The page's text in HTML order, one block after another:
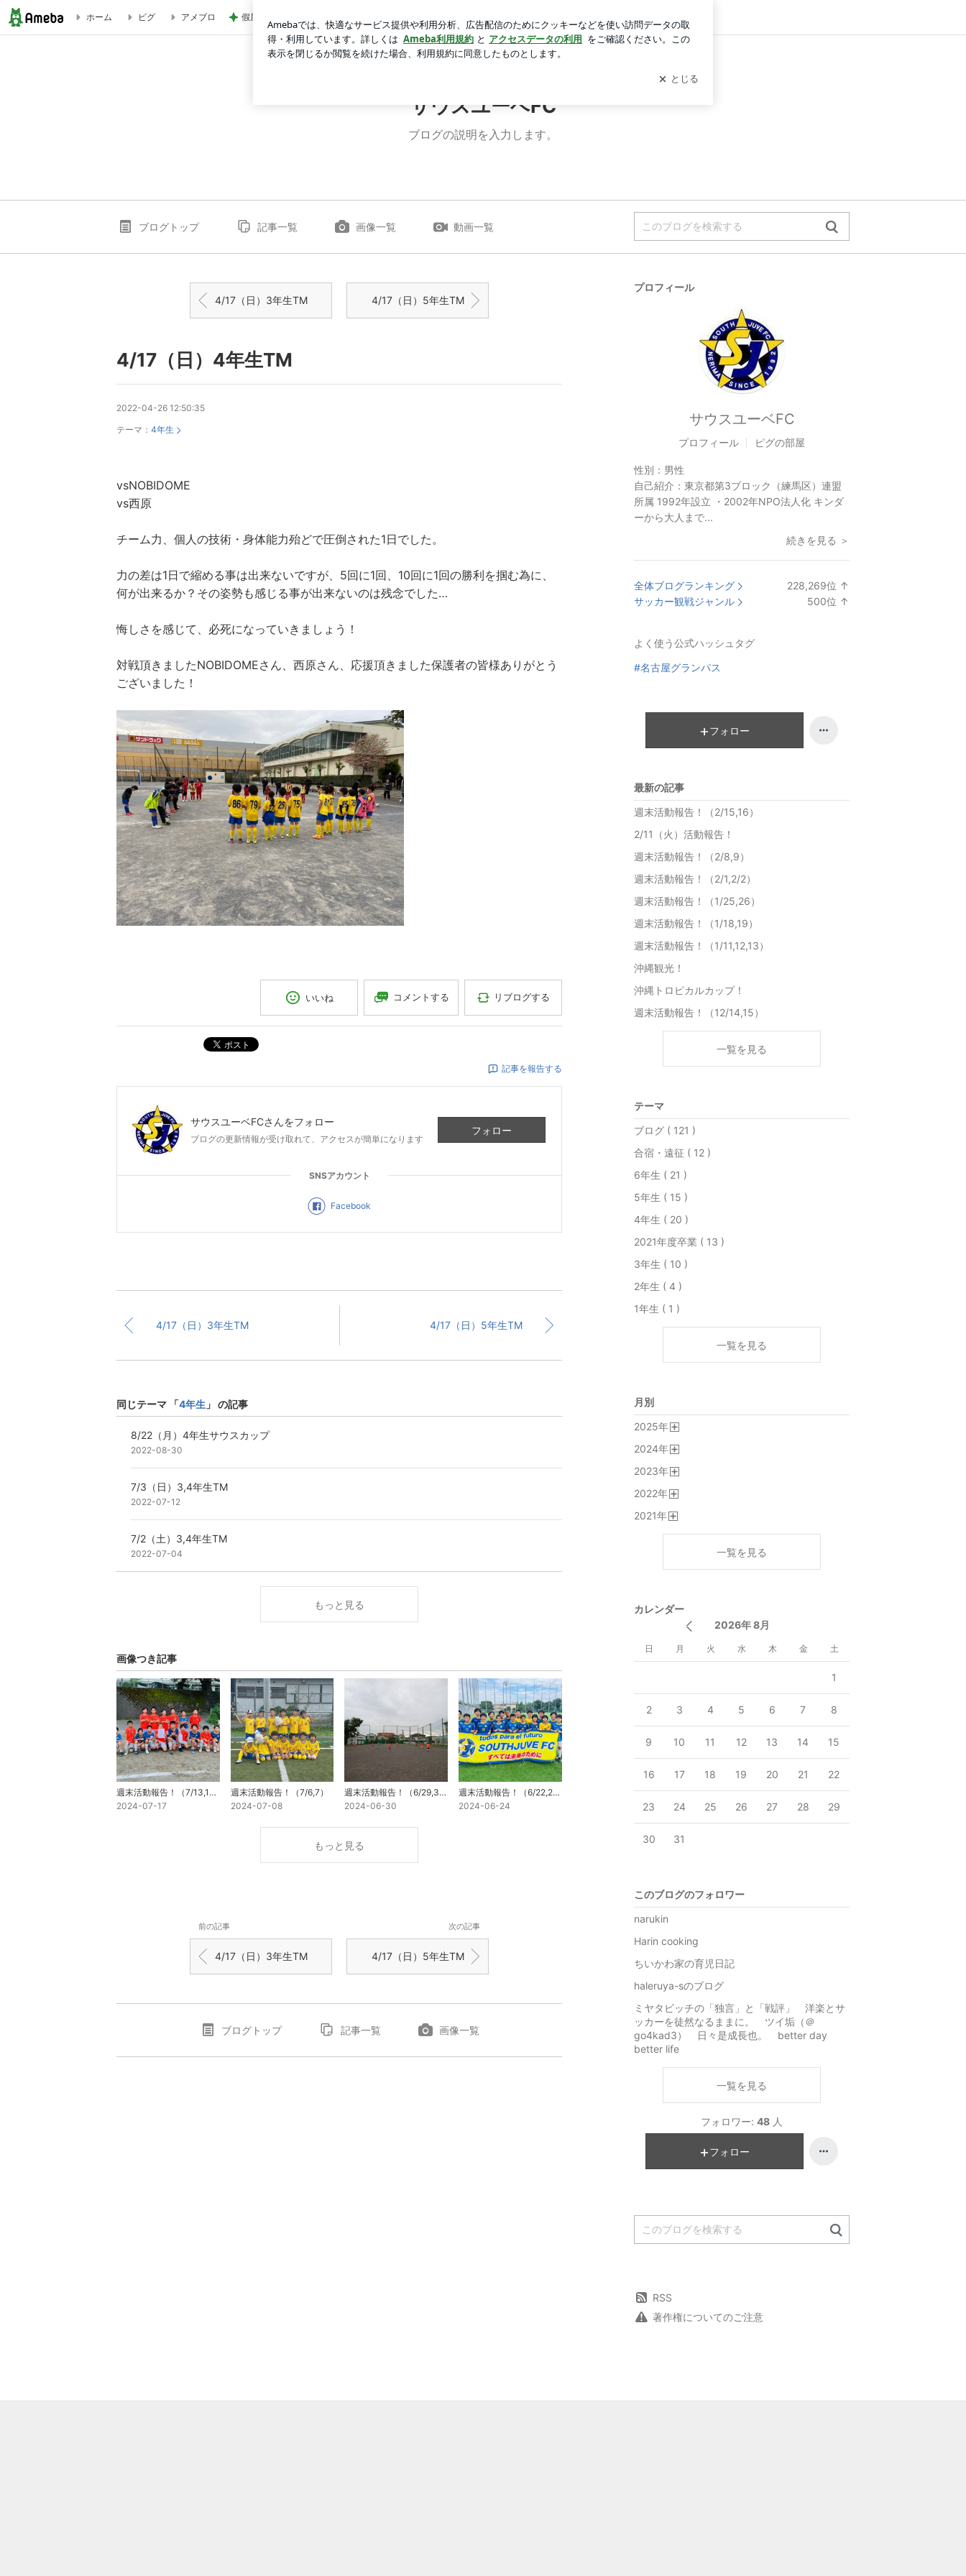
ホーム ピグ アメブロ 假屋崎 ぼんぼり祭りに出品した作品 ログイン
サウスユーベFC
ブログの説明を入力します。
ブログトップ 記事一覧 画像一覧 動画一覧
4/17（日）3年生TM 4/17（日）5年生TM
4/17（日）4年生TM
2022-04-26 12:50:35
テーマ： 4年生
vsNOBIDOME
vs西原
チーム力、個人の技術・身体能力殆どで圧倒された1日でした。
力の差は1日で縮める事は出来ないですが、5回に1回、10回に1回の勝利を掴む為に、
何が出来るか？その姿勢も感じる事が出来ないのは残念でした…
悔しさを感じて、必死になっていきましょう！
対戦頂きましたNOBIDOMEさん、西原さん、応援頂きました保護者の皆様ありがとう
ございました！
いいね コメントする リブログする
ポスト
記事を報告する
サウスユーベFCさんをフォロー
ブログの更新情報が受け取れて、アクセスが簡単になります
フォロー
SNSアカウント
Facebook
4/17（日）3年生TM 4/17（日）5年生TM
同じテーマ 「4年生 」 の記事
8/22（月）4年生サウスカップ
2022-08-30
7/3（日）3,4年生TM
2022-07-12
7/2（土）3,4年生TM
2022-07-04
もっと見る
画像つき記事
週末活動報告！（7/13,14,15）
2024-07-17
週末活動報告！（7/6,7）
2024-07-08
週末活動報告！（6/29,30）
2024-06-30
週末活動報告！（6/22,23）
2024-06-24
もっと見る
前の記事
4/17（日）3年生TM
次の記事
4/17（日）5年生TM
ブログトップ 記事一覧 画像一覧
プロフィール
サウスユーベFC
プロフィール ピグの部屋
性別： 男性
自己紹介： 東京都第3ブロック（練馬区）連盟
所属 1992年設立 ・2002年NPO法人化 キンダ
ーから大人まで...
続きを見る ＞
全体ブログランキング 228,269位 ↑
サッカー観戦ジャンル 500位 ↑
よく使う公式ハッシュタグ
#名古屋グランパス
フォロー
最新の記事
週末活動報告！（2/15,16）
2/11（火）活動報告！
週末活動報告！（2/8,9）
週末活動報告！（2/1,2/2）
週末活動報告！（1/25,26）
週末活動報告！（1/18,19）
週末活動報告！（1/11,12,13）
沖縄観光！
沖縄トロピカルカップ！
週末活動報告！（12/14,15）
一覧を見る
テーマ
ブログ ( 121 )
合宿・遠征 ( 12 )
6年生 ( 21 )
5年生 ( 15 )
4年生 ( 20 )
2021年度卒業 ( 13 )
3年生 ( 10 )
2年生 ( 4 )
1年生 ( 1 )
一覧を見る
月別
2025年
2024年
2023年
2022年
2021年
一覧を見る
カレンダー
2026年 8月
日 月 火 水 木 金 土
1
2 3 4 5 6 7 8
9 10 11 12 13 14 15
16 17 18 19 20 21 22
23 24 25 26 27 28 29
30 31
このブログのフォロワー
narukin
Harin cooking
ちいかわ家の育児日記
haleruya-sのブログ
ミヤタビッチの「独言」と「戦評」 洋楽とサ
ッカーを徒然なるままに。 ツイ垢（＠
go4kad3） 日々是成長也。 better day
better life
一覧を見る
フォロワー: 48 人
フォロー
RSS
著作権についてのご注意